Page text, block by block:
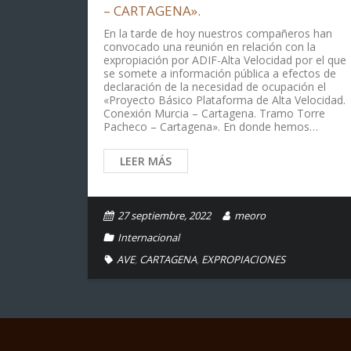
– CARTAGENA».
En la tarde de hoy nuestros compañeros han
convocado una reunión en relación con la
expropiación por ADIF-Alta Velocidad por el que
se somete a información pública a efectos de
declaración de la necesidad de ocupación el
«Proyecto Básico Plataforma de Alta Velocidad.
Conexión Murcia – Cartagena. Tramo Torre
Pacheco – Cartagena». En donde hemos…
LEER MÁS
27 septiembre, 2022
meoro
Internacional
AVE, CARTAGENA, EXPROPIACIONES